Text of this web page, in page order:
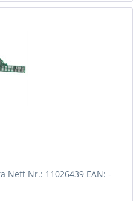
Neff Nr.: 11026439 EAN: -